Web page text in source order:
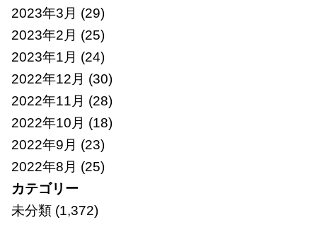
2023年3月 (29)
2023年2月 (25)
2023年1月 (24)
2022年12月 (30)
2022年11月 (28)
2022年10月 (18)
2022年9月 (23)
2022年8月 (25)
カテゴリー
未分類(1,372)